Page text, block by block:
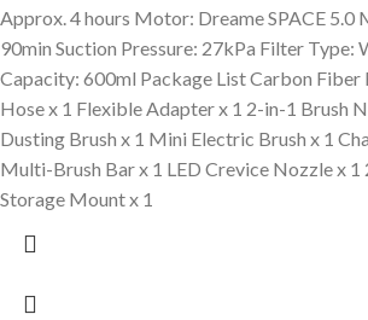
Approx. 4 hours Motor: Dreame SPACE 5.0
90min Suction Pressure: 27kPa Filter Type:
Capacity: 600ml Package List Carbon Fiber
Hose x 1 Flexible Adapter x 1 2-in-1 Brush
Dusting Brush x 1 Mini Electric Brush x 1
Multi-Brush Bar x 1 LED Crevice Nozzle x 1
Storage Mount x 1